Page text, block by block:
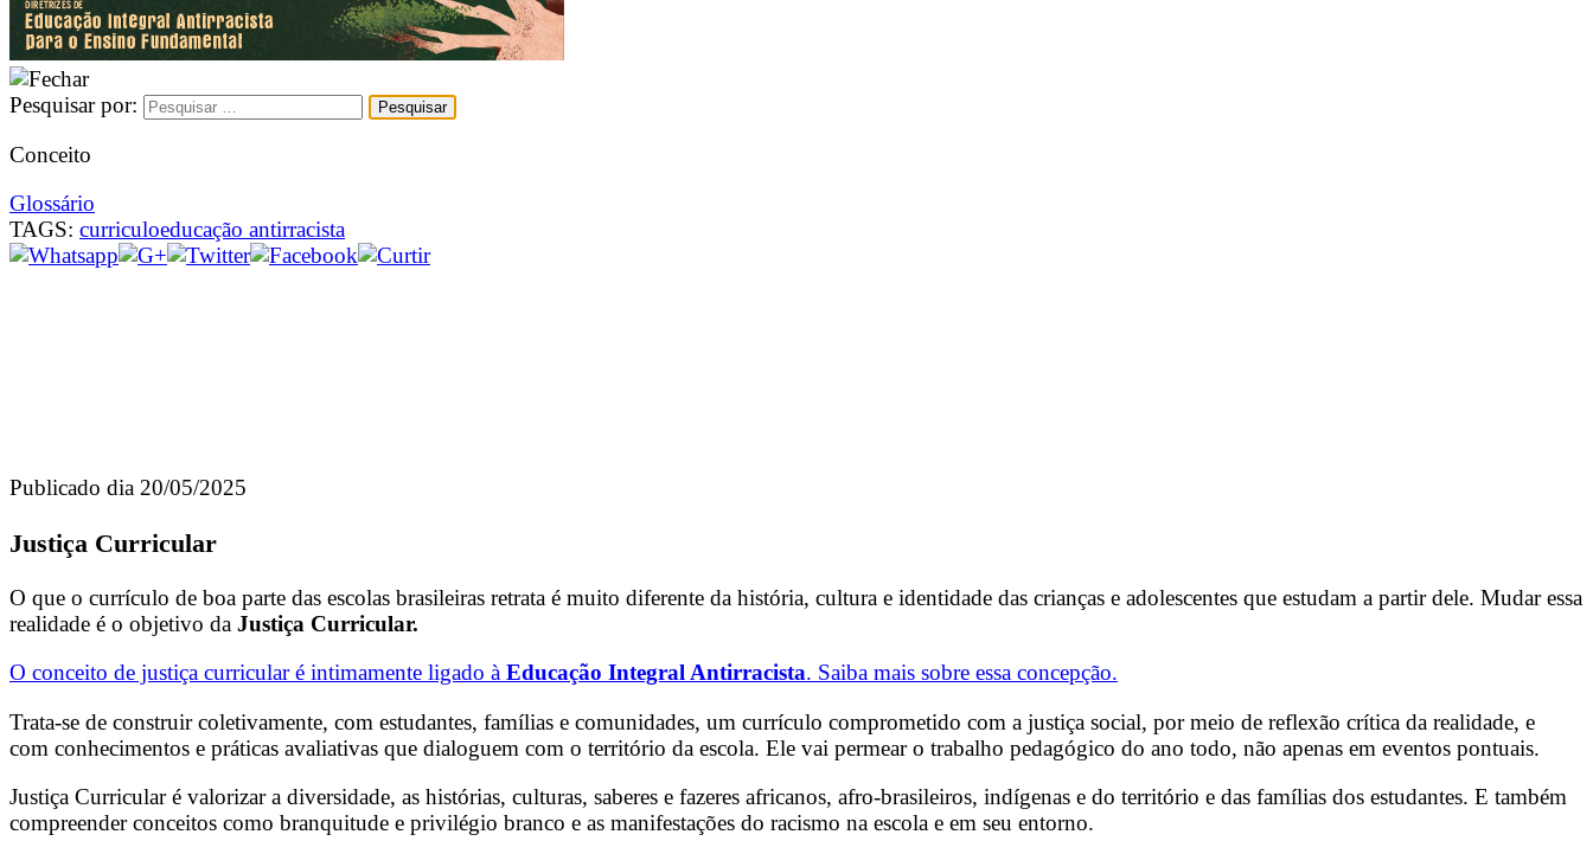
Pesquisar por:
Conceito
Glossário
TAGS: curriculoeducação antirracista
Publicado dia 20/05/2025
Justiça Curricular
O que o currículo de boa parte das escolas brasileiras retrata é muito diferente da história, cultura e identidade das crianças e adolescentes que estudam a partir dele. Mudar essa
realidade é o objetivo da Justiça Curricular.
O conceito de justiça curricular é intimamente ligado à Educação Integral Antirracista. Saiba mais sobre essa concepção.
Trata-se de construir coletivamente, com estudantes, famílias e comunidades, um currículo comprometido com a justiça social, por meio de reflexão crítica da realidade, e
com conhecimentos e práticas avaliativas que dialoguem com o território da escola. Ele vai permear o trabalho pedagógico do ano todo, não apenas em eventos pontuais.
Justiça Curricular é valorizar a diversidade, as histórias, culturas, saberes e fazeres africanos, afro-brasileiros, indígenas e do território e das famílias dos estudantes. E também
compreender conceitos como branquitude e privilégio branco e as manifestações do racismo na escola e em seu entorno.